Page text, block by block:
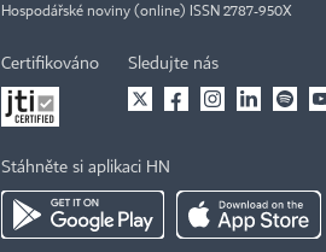
Hospodářské noviny (online) ISSN 2787-950X
Certifikováno Sledujte nás
Stáhněte si aplikaci HN